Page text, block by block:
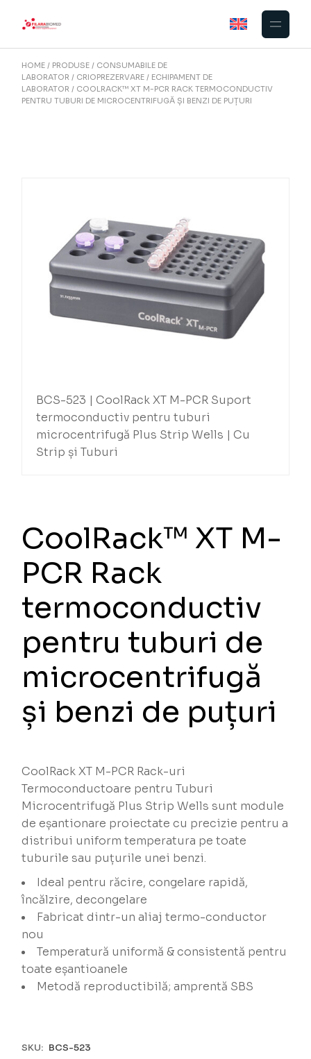
HOME PRODUSE
CONSUMABILE DE
LABORATOR
CRIOPREZERVARE
ECHIPAMENT DE
LABORATOR
COOLRACK™ XT M-PCR RACK TERMOCONDUCTIV
PENTRU TUBURI DE MICROCENTRIFUGĂ ȘI BENZI DE PUȚURI
BCS-523 | CoolRack XT M-PCR Suport
termoconductiv pentru tuburi
microcentrifugă Plus Strip Wells | Cu
Strip și Tuburi
CoolRack™ XT M-
PCR Rack
termoconductiv
pentru tuburi de
microcentrifugă
și benzi de puțuri
CoolRack XT M-PCR Rack-uri
Termoconductoare pentru Tuburi
Microcentrifugă Plus Strip Wells sunt module
de eșantionare proiectate cu precizie pentru a
distribui uniform temperatura pe toate
tuburile sau puțurile unei benzi.
Ideal pentru răcire, congelare rapidă,
încălzire, decongelare
Fabricat dintr-un aliaj termo-conductor
nou
Temperatură uniformă & consistentă pentru
toate eșantioanele
Metodă reproductibilă; amprentă SBS
SKU: BCS-523